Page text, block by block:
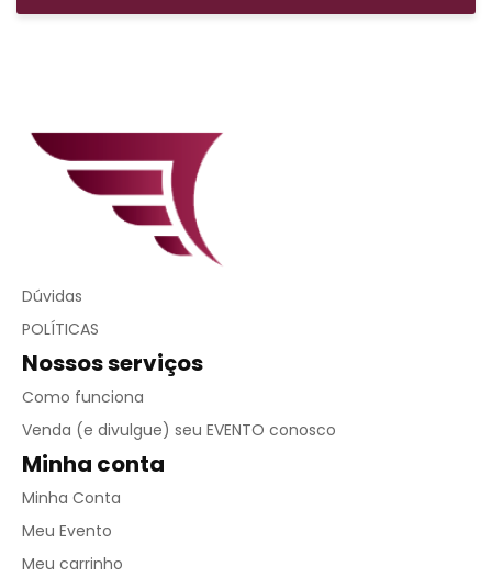
Dúvidas
POLÍTICAS
Nossos serviços
Como funciona
Venda (e divulgue) seu EVENTO conosco
Minha conta
Minha Conta
Meu Evento
Meu carrinho